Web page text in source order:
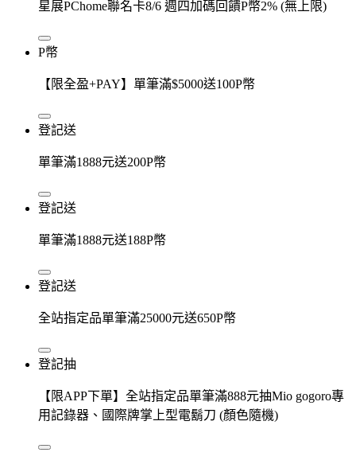
星展PChome聯名卡8/6 週四加碼回饋P幣2% (無上限)
P幣
【限全盈+PAY】單筆滿$5000送100P幣
登記送
單筆滿1888元送200P幣
登記送
單筆滿1888元送188P幣
登記送
全站指定品單筆滿25000元送650P幣
登記抽
【限APP下單】全站指定品單筆滿888元抽Mio gogoro專
用記錄器、國際牌掌上型電鬍刀 (顏色隨機)